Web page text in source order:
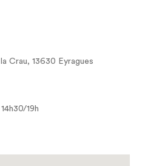
Crau, 13630 Eyragues
19h